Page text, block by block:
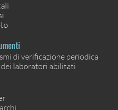
di verificazione periodica
dei laboratori abilitati